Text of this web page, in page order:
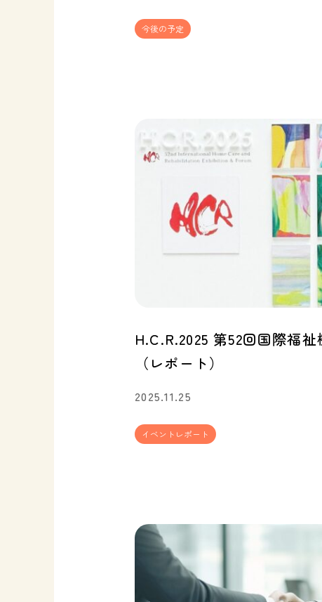
今後の予定
H.C.R.2025 第52回国際福
（レポート）
2025.11.25
イベントレポート